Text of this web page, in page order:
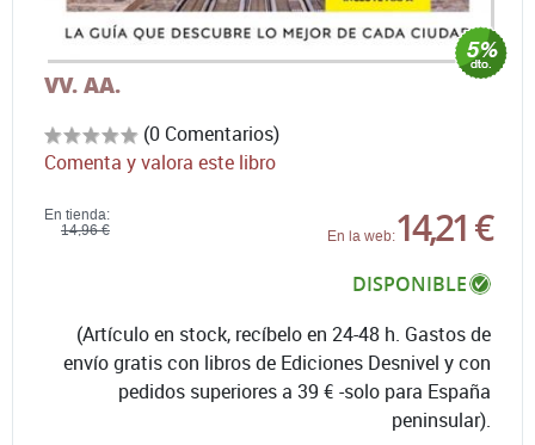
VV. AA.
(0 Comentarios)
Comenta y valora este libro
En tienda:
14,96 €
En la web:14,21 €
DISPONIBLE
(Artículo en stock, recíbelo en 24-48 h. Gastos de
envío gratis con libros de Ediciones Desnivel y con
pedidos superiores a 39 € -solo para España
peninsular).